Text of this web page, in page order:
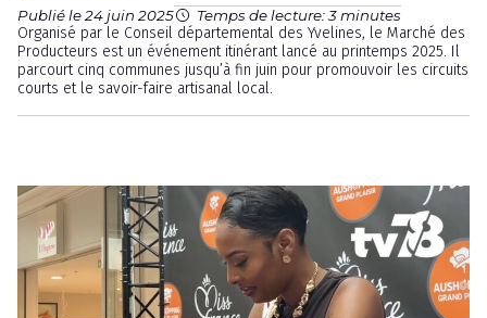
Publié le 24 juin 2025 Temps de lecture: 3 minutes
Organisé par le Conseil départemental des Yvelines, le Marché des
Producteurs est un événement itinérant lancé au printemps 2025. Il
parcourt cinq communes jusqu’à fin juin pour promouvoir les circuits
courts et le savoir-faire artisanal local.